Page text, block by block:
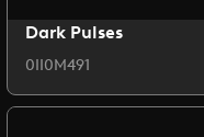
Dark Pulses
0II0M491